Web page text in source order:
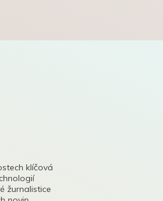
klíčová
žurnalistice